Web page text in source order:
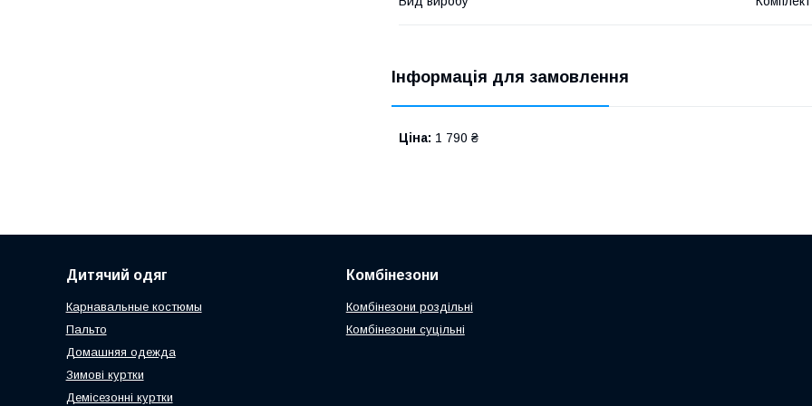
Інформація для замовлення
Ціна: 1 790 ₴
Дитячий одяг
Карнавальные костюмы
Пальто
Домашняя одежда
Зимові куртки
Демісезонні куртки
Комбінезони
Комбінезони роздільні
Комбінезони суцільні